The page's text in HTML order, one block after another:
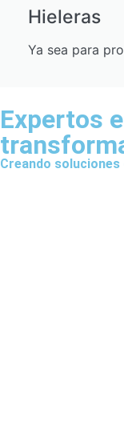
Hieleras
Ya sea para
Expertos
Creando